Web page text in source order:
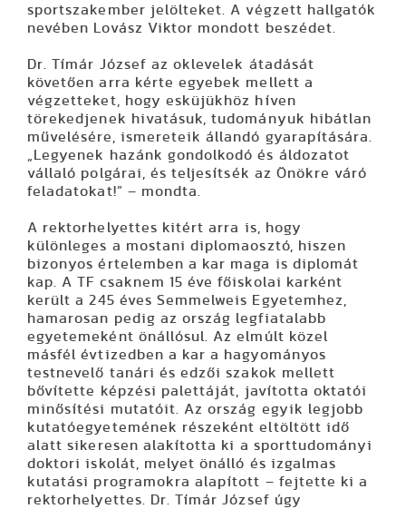
sportszakember jelölteket. A végzett hallgatók
nevében Lovász Viktor mondott beszédet.
Dr. Tímár József az oklevelek átadását
követően arra kérte egyebek mellett a
végzetteket, hogy esküjükhöz híven
törekedjenek hivatásuk, tudományuk hibátlan
művelésére, ismereteik állandó gyarapítására.
„Legyenek hazánk gondolkodó és áldozatot
vállaló polgárai, és teljesítsék az Önökre váró
feladatokat!” – mondta.
A rektorhelyettes kitért arra is, hogy
különleges a mostani diplomaosztó, hiszen
bizonyos értelemben a kar maga is diplomát
kap. A TF csaknem 15 éve főiskolai karként
került a 245 éves Semmelweis Egyetemhez,
hamarosan pedig az ország legfiatalabb
egyetemeként önállósul. Az elmúlt közel
másfél évtizedben a kar a hagyományos
testnevelő tanári és edzői szakok mellett
bővítette képzési palettáját, javította oktatói
minősítési mutatóit. Az ország egyik legjobb
kutatóegyetemének részeként eltöltött idő
alatt sikeresen alakította ki a sporttudományi
doktori iskolát, melyet önálló és izgalmas
kutatási programokra alapított – fejtette ki a
rektorhelyettes. Dr. Tímár József úgy